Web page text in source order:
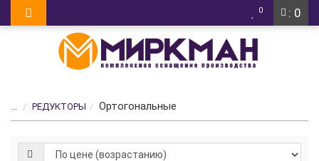
: 0
0
... РЕДУКТОРЫ Ортогональные